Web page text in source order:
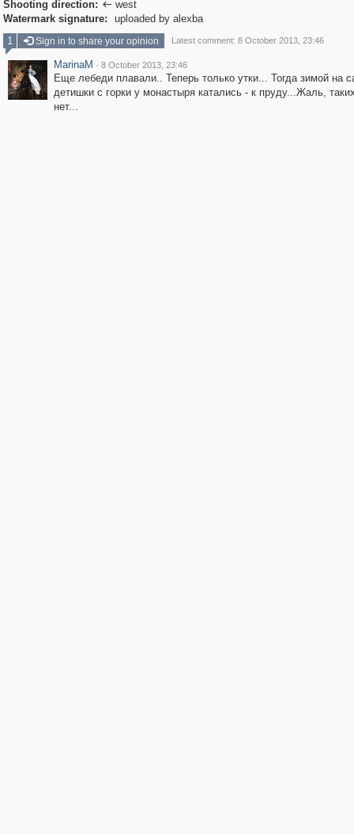
Shooting direction:  west
Watermark signature:
uploaded by alexba
1
Sign in to share your opinion Latest comment: 8 October 2013, 23:46
MarinaM · 8 October 2013, 23:46
Еще лебеди плавали.. Теперь только утки... Тогда зимой на
детишки с горки у монастыря катались - к пруду...Жаль,
нет...